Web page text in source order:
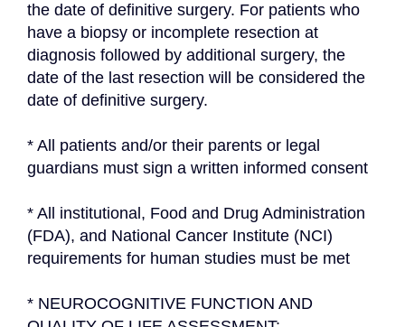
the date of definitive surgery. For patients who
have a biopsy or incomplete resection at
diagnosis followed by additional surgery, the
date of the last resection will be considered the
date of definitive surgery.
* All patients and/or their parents or legal
guardians must sign a written informed consent
* All institutional, Food and Drug Administration
(FDA), and National Cancer Institute (NCI)
requirements for human studies must be met
* NEUROCOGNITIVE FUNCTION AND